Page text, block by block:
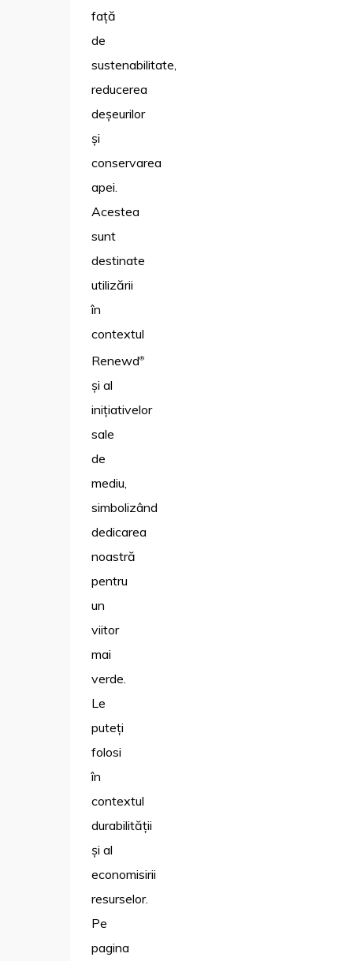
față
de
sustenabilitate,
reducerea
deșeurilor
și
conservarea
apei.
Acestea
sunt
destinate
utilizării
în
contextul
Renewd®
și al
inițiativelor
sale
de
mediu,
simbolizând
dedicarea
noastră
pentru
un
viitor
mai
verde.
Le
puteți
folosi
în
contextul
durabilității
și al
economisirii
resurselor.
Pe
pagina